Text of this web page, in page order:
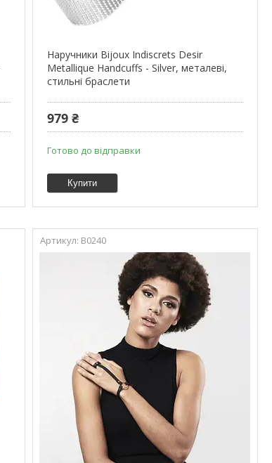
Наручники Bijoux Indiscrets Desir
Metallique Handcuffs - Silver, металеві,
стильні браслети
979 ₴
Готово до відправки
Купити
B0240